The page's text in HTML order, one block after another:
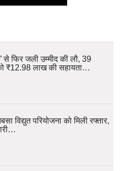
से फिर जली उम्मीद की लौ, 39
₹12.98 लाख की सहायता…
विद्युत परियोजना को मिली रफ्तार,